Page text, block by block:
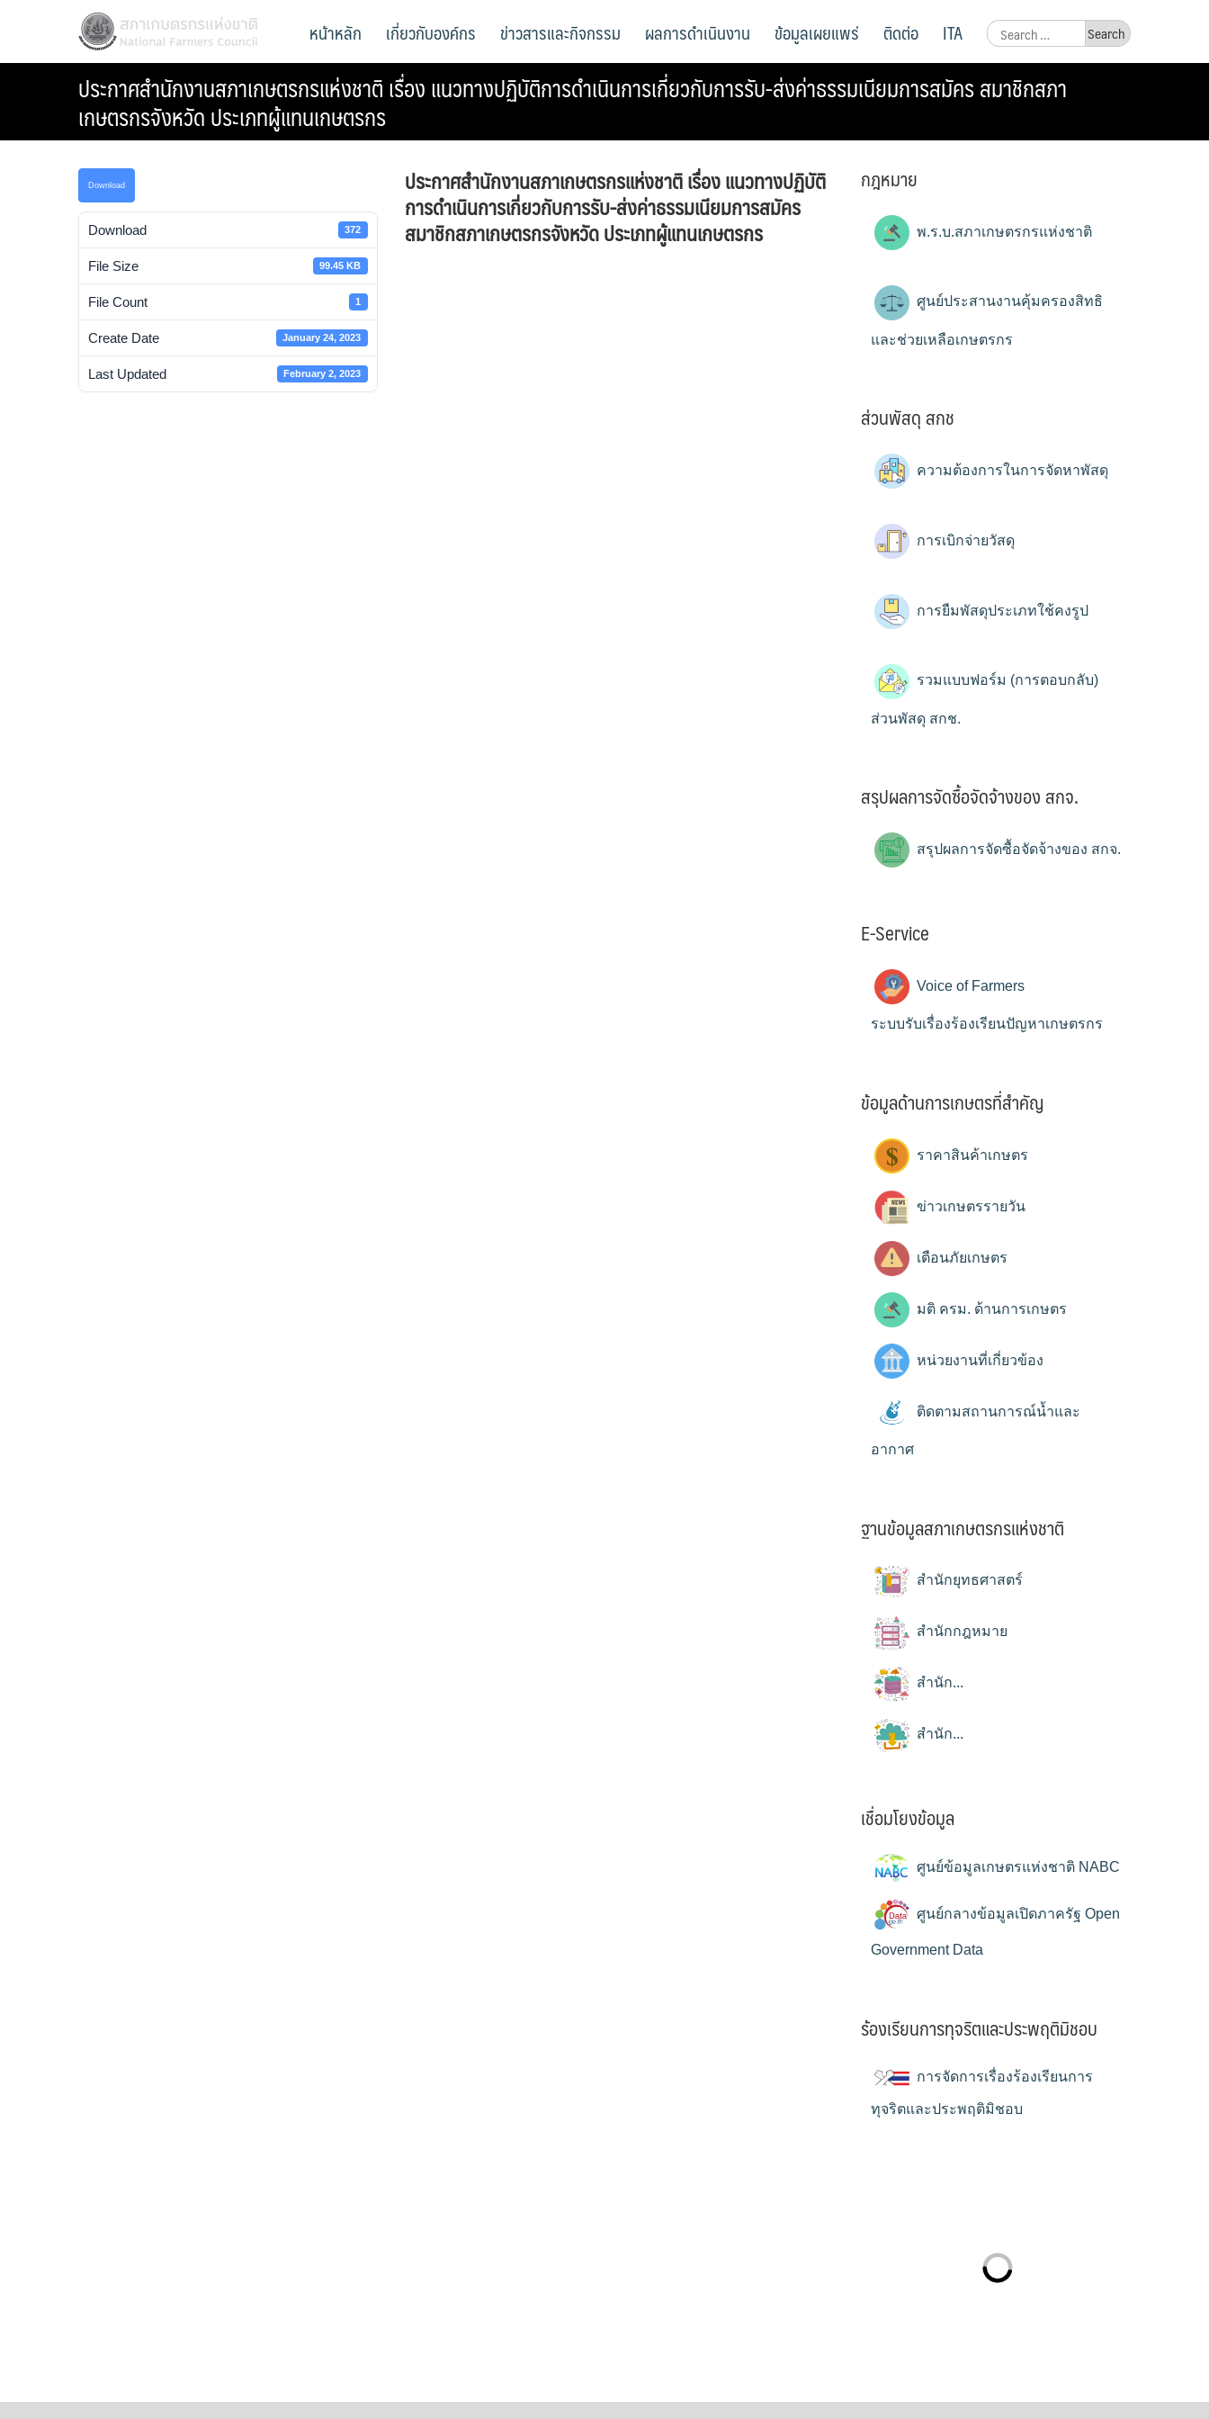
สภาเกษตรกรแห่งชาติ
National Farmers Council
Search
for:
หน้าหลัก เกี่ยวกับองค์กร ข่าวสารและกิจกรรม ผลการดำเนินงาน ข้อมูลเผยแพร่ ติดต่อ ITA
ประกาศสำนักงานสภาเกษตรกรแห่งชาติ เรื่อง แนวทางปฏิบัติการดำเนินการเกี่ยวกับการรับ-ส่งค่าธรรมเนียมการสมัคร สมาชิกสภา
เกษตรกรจังหวัด ประเภทผู้แทนเกษตรกร
Download
Download 372
File Size 99.45 KB
File Count 1
Create Date January 24, 2023
Last Updated February 2, 2023
ประกาศสำนักงานสภาเกษตรกรแห่งชาติ เรื่อง แนวทางปฏิบัติ
การดำเนินการเกี่ยวกับการรับ-ส่งค่าธรรมเนียมการสมัคร
สมาชิกสภาเกษตรกรจังหวัด ประเภทผู้แทนเกษตรกร
กฎหมาย
พ.ร.บ.สภาเกษตรกรแห่งชาติ
ศูนย์ประสานงานคุ้มครองสิทธิ
และช่วยเหลือเกษตรกร
ส่วนพัสดุ สกช
ความต้องการในการจัดหาพัสดุ
การเบิกจ่ายวัสดุ
การยืมพัสดุประเภทใช้คงรูป
รวมแบบฟอร์ม (การตอบกลับ)
ส่วนพัสดุ สกช.
สรุปผลการจัดซื้อจัดจ้างของ สกจ.
สรุปผลการจัดซื้อจัดจ้างของ สกจ.
E-Service
Voice of Farmers
ระบบรับเรื่องร้องเรียนปัญหาเกษตรกร
ข้อมูลด้านการเกษตรที่สำคัญ
ราคาสินค้าเกษตร
ข่าวเกษตรรายวัน
เตือนภัยเกษตร
มติ ครม. ด้านการเกษตร
หน่วยงานที่เกี่ยวข้อง
ติดตามสถานการณ์น้ำและ
อากาศ
ฐานข้อมูลสภาเกษตรกรแห่งชาติ
สำนักยุทธศาสตร์
สำนักกฎหมาย
สำนัก...
สำนัก...
เชื่อมโยงข้อมูล
ศูนย์ข้อมูลเกษตรแห่งชาติ NABC
ศูนย์กลางข้อมูลเปิดภาครัฐ Open
Government Data
ร้องเรียนการทุจริตและประพฤติมิชอบ
การจัดการเรื่องร้องเรียนการ
ทุจริตและประพฤติมิชอบ